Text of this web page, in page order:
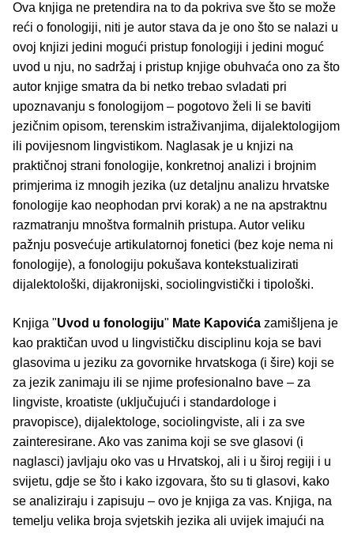
Ova knjiga ne pretendira na to da pokriva sve što se može
reći o fonologiji, niti je autor stava da je ono što se nalazi u
ovoj knjizi jedini mogući pristup fonologiji i jedini moguć
uvod u nju, no sadržaj i pristup knjige obuhvaća ono za što
autor knjige smatra da bi netko trebao svladati pri
upoznavanju s fonologijom ‒ pogotovo želi li se baviti
jezičnim opisom, terenskim istraživanjima, dijalektologijom
ili povijesnom lingvistikom. Naglasak je u knjizi na
praktičnoj strani fonologije, konkretnoj analizi i brojnim
primjerima iz mnogih jezika (uz detaljnu analizu hrvatske
fonologije kao neophodan prvi korak) a ne na apstraktnu
razmatranju mnoštva formalnih pristupa. Autor veliku
pažnju posvećuje artikulatornoj fonetici (bez koje nema ni
fonologije), a fonologiju pokušava kontekstualizirati
dijalektološki, dijakronijski, sociolingvistički i tipološki.
Knjiga "Uvod u fonologiju" Mate Kapovića zamišljena je
kao praktičan uvod u lingvističku disciplinu koja se bavi
glasovima u jeziku za govornike hrvatskoga (i šire) koji se
za jezik zanimaju ili se njime profesionalno bave – za
lingviste, kroatiste (uključujući i standardologe i
pravopisce), dijalektologe, sociolingviste, ali i za sve
zainteresirane. Ako vas zanima koji se sve glasovi (i
naglasci) javljaju oko vas u Hrvatskoj, ali i u široj regiji i u
svijetu, gdje se što i kako izgovara, što su ti glasovi, kako
se analiziraju i zapisuju – ovo je knjiga za vas. Knjiga, na
temelju velika broja svjetskih jezika ali uvijek imajući na